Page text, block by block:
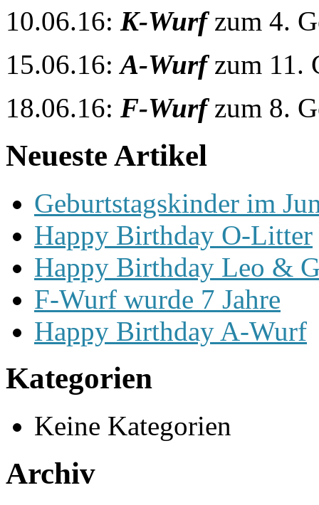
10.06.16: K-Wurfzum 4.
15.06.16:A-Wurfzum 11.
18.06.16: F-Wurfzum 8.
Neueste Artikel
Geburtstagskinder im
Happy Birthday O-Litter
Happy Birthday Leo &
F-Wurf wurde 7 Jahre
Happy Birthday A-Wurf
Kategorien
Keine Kategorien
Archiv